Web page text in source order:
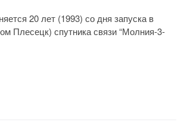
20 лет (1993) со дня запуска в
Плесецк) спутника связи “Молния-3-